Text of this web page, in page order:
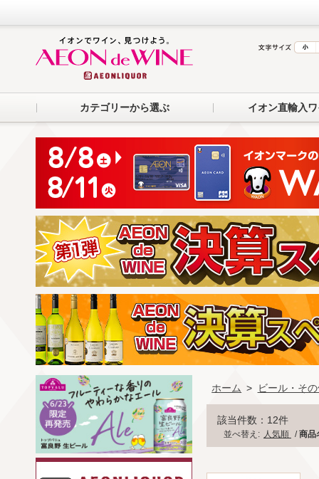
カテゴリーから選ぶ イオン直輸入
ホーム > ビール・そ
該当件数：12件
並べ替え: 人気順 /商